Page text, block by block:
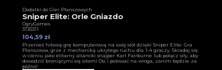
Dodatki do Gier Planszowych
Sniper Elite: Orle Gniazdo
OgryGames
3T35311
104,59 zł
Przenieś hitową grę komputerową na swój stół dzięki Sniper Elite: Gra
Planszowa, grze z mechaniką ukrytego ruchu dla 1-4 graczy. Skradaj się
w cieniu jako elitarny aliancki snajper Karl Fairburne lub połącz siły, aby
dowodzić broniącymi się siłami Osi i polować na wroga, zanim będzie za
późno!